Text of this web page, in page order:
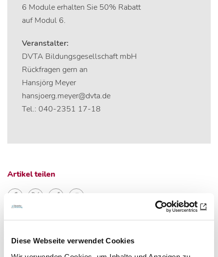
Diese Webseite verwendet Cookies
6 Module erhalten Sie 50% Rabatt
auf Modul 6.
Veranstalter:
DVTA Bildungsgesellschaft mbH
Rückfragen gern an
Hansjörg Meyer
hansjoerg.meyer@dvta.de
Tel.: 040-2351 17-18
Artikel teilen